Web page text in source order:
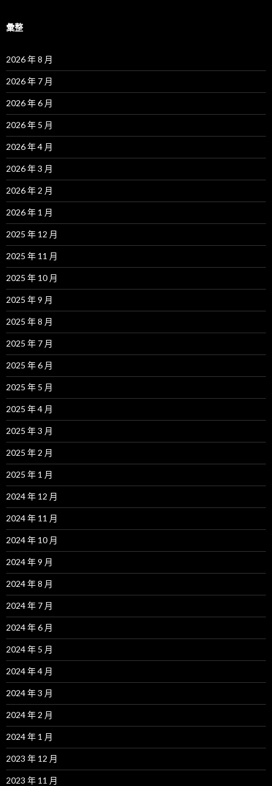
彙整
2026 年 8 月
2026 年 7 月
2026 年 6 月
2026 年 5 月
2026 年 4 月
2026 年 3 月
2026 年 2 月
2026 年 1 月
2025 年 12 月
2025 年 11 月
2025 年 10 月
2025 年 9 月
2025 年 8 月
2025 年 7 月
2025 年 6 月
2025 年 5 月
2025 年 4 月
2025 年 3 月
2025 年 2 月
2025 年 1 月
2024 年 12 月
2024 年 11 月
2024 年 10 月
2024 年 9 月
2024 年 8 月
2024 年 7 月
2024 年 6 月
2024 年 5 月
2024 年 4 月
2024 年 3 月
2024 年 2 月
2024 年 1 月
2023 年 12 月
2023 年 11 月